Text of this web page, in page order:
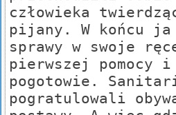
człowieka
pijany. W końcu ja
sprawy w swoje
pierwszej pomocy i
pogotowie.
pogratulowali